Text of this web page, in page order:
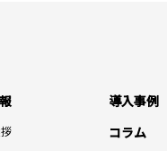
導入事例
コラム